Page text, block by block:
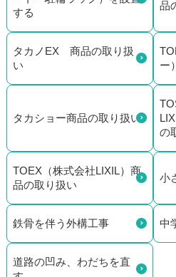
する
品
タカノEX 商品の取り扱
い
ー
タカショー商品の取り扱い
の
TOEX（株式会社LIXIL）商
品の取り扱い
小
鉄骨を伴う外構工事 中
道路の凹み、わだちを直